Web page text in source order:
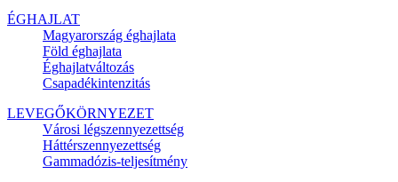
ÉGHAJLAT
Magyarország éghajlata
Föld éghajlata
Éghajlatváltozás
Csapadékintenzitás
LEVEGŐKÖRNYEZET
Városi légszennyezettség
Háttérszennyezettség
Gammadózis-teljesítmény